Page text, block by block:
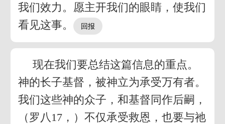
我们效力。愿主开我们的眼睛，使我们
看见这事。
现在我们要总结这篇信息的重点。
神的长子基督，被神立为承受万有者。
我们这些神的众子，和基督同作后嗣，
（罗八17，）不仅承受救恩，也要与祂